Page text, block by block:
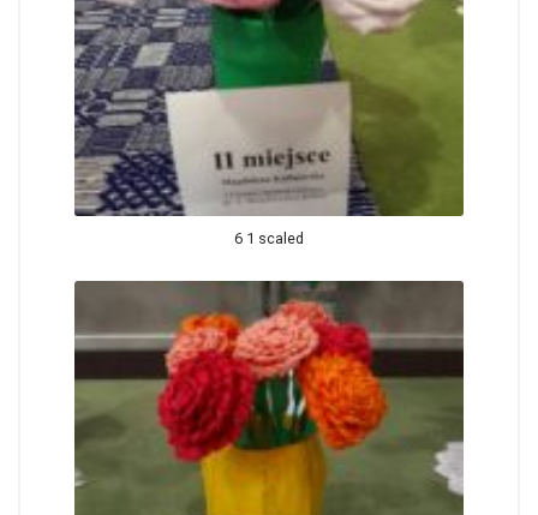
6 1 scaled